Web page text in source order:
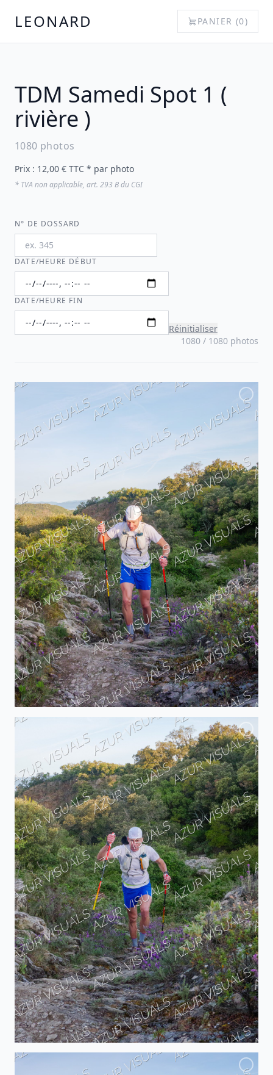
LEONARD PANIER (0)
TDM Samedi Spot 1 (
rivière )
1080 photos
Prix : 12,00 € TTC * par photo
* TVA non applicable, art. 293 B du CGI
N° DE DOSSARD
DATE/HEURE DÉBUT
DATE/HEURE FIN
Réinitialiser
1080 / 1080 photos